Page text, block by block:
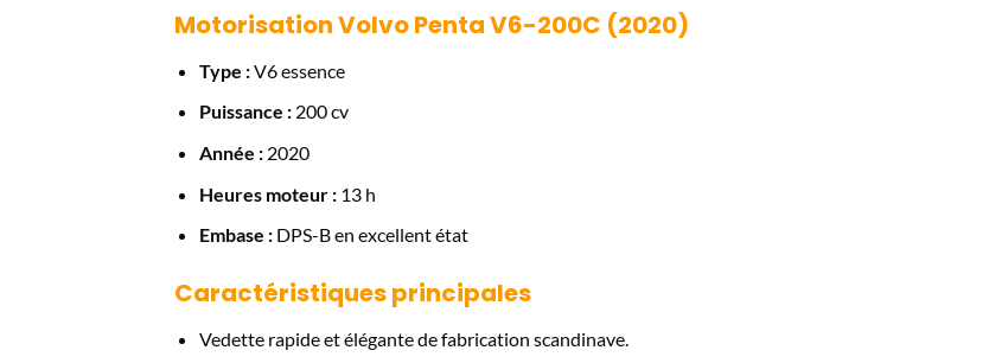
Motorisation Volvo Penta V6-200C (2020)
Type :V6 essence
Puissance :200 cv
Année :2020
Heures moteur :13 h
Embase :DPS-B en excellent état
Caractéristiques principales
Vedette rapide et élégante de fabrication scandinave.